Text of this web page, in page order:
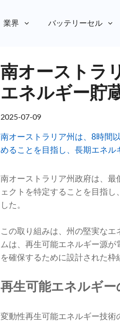
業界 バッテリーセル
南オーストラ
エネルギー貯
2025-07-09
南オーストラリア州は、8時間
めることを目指し、長期エネル
南オーストラリア州政府は、
ェクトを特定することを目指
した。
この取り組みは、州の堅実な
ムは、再生可能エネルギー源
を確保するために設計された枠
再生可能エネルギ
変動性再生可能エネルギー技